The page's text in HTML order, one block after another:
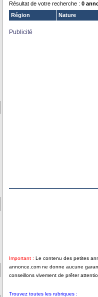
Résultat de votre recherche : 0
Région
Nature
Publicité
Important : Le contenu des petites
annonce.com ne donne aucune
conseillons vivement de prêter
Trouvez toutes les rubriques :